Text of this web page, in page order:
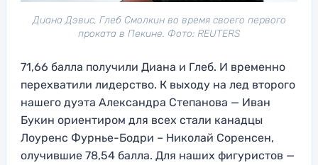
Диана Дэвис, Глеб Смолкин во время своего первого
проката в Пекине. Фото: REUTERS
71,66 балла получили Диана и Глеб. И временно
перехватили лидерство. К выходу на лед второго
нашего дуэта Александра Степанова — Иван
Букин ориентиром для всех стали канадцы
Лоуренс Фурнье-Бодри – Николай Соренсен,
олучившие 78,54 балла. Для наших фигуристов —